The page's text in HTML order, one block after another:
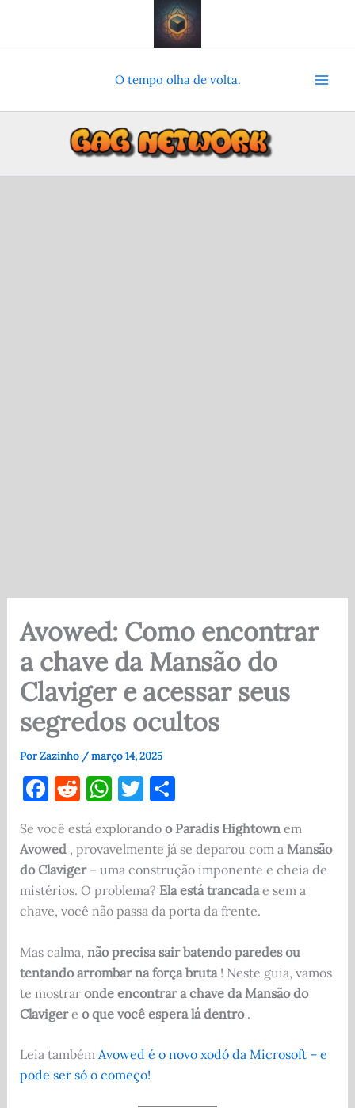
o
O tempo olha de volta.
Avowed: Como encontrar
a chave da Mansão do
Claviger e acessar seus
segredos ocultos
PorZazinho /março 14, 2025
F
a
c
e
b
o
o
k
R
e
d
di
t
W
at
s
A
p
p
T
it
te
r
S
ar
e
Se você está explorando o Paradis Hightownem
Avowed, provavelmente já se deparou com a Mansão
do Claviger– uma construção imponente e cheia de
mistérios. O problema? Ela está trancadae sem a
chave, você não passa da porta da frente.
Mas calma, não precisa sair batendo paredes ou
tentando arrombar na força bruta! Neste guia, vamos
te mostrar onde encontrar a chave da Mansão do
Clavigere o que você espera lá dentro.
Leia também Avowed é o novo xodó da Microsoft – e
pode ser só o começo!